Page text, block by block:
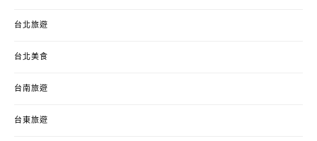
台北旅遊
台北美食
台南旅遊
台東旅遊